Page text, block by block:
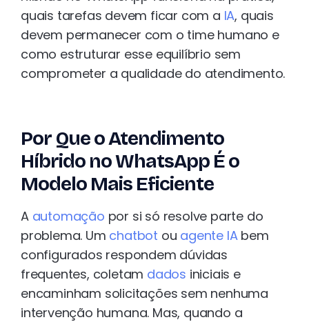
quais tarefas devem ficar com a IA, quais
devem permanecer com o time humano e
como estruturar esse equilíbrio sem
comprometer a qualidade do atendimento.
Por Que o Atendimento
Híbrido no WhatsApp É o
Modelo Mais Eficiente
A automação por si só resolve parte do
problema. Um chatbot ou agente IAbem
configurados respondem dúvidas
frequentes, coletam dados iniciais e
encaminham solicitações sem nenhuma
intervenção humana. Mas, quando a